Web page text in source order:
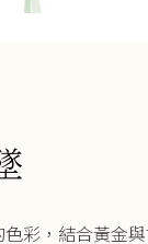
彩，結合黃金